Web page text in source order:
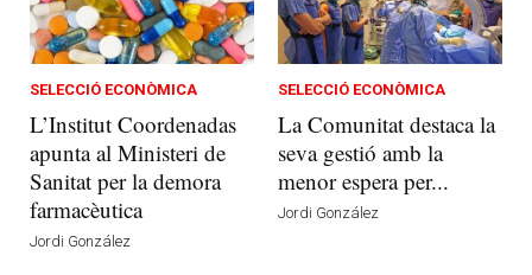
SELECCIÓ ECONÒMICA
L’Institut Coordenadas
apunta al Ministeri de
Sanitat per la demora
farmacèutica
Jordi González
SELECCIÓ ECONÒMICA
La Comunitat destaca la
seva gestió amb la
menor espera per...
Jordi González